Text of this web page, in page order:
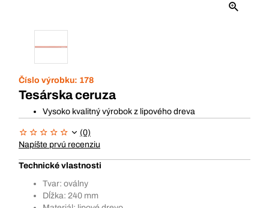
Číslo výrobku: 178
Tesárska ceruza
Vysoko kvalitný výrobok z lipového dreva
(0)
Napíšte prvú recenziu
Technické vlastnosti
Tvar: oválny
Dĺžka: 240 mm